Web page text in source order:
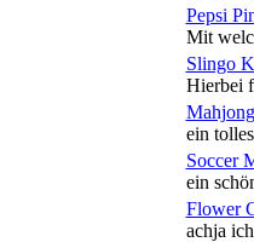
Pepsi
Mit
Slingo
Hierbei
ein
Soccer
ein
Flower
achja